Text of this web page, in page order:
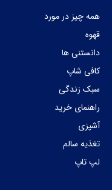
همه چیز در مورد
قهوه
دانستنی ها
کافی شاپ
سبک زندگی
راهنمای خرید
آشپزی
تغذیه سالم
لپ تاپ